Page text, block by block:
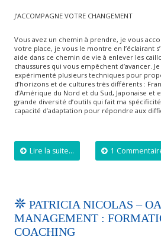
J’ACCOMPAGNE VOTRE CHANGEMENT
Vous avez un chemin à prendre, je vous
votre place, je vous le montre en l’éclairant
aide dans ce chemin de vie à enlever les
chaussures qui vous empêchent d’avancer.
expérimenté plusieurs techniques pour
d’horizons et de cultures très différents :
d’Amérique du Nord et du Sud, Japonaise et
grande diversité d’outils qui fait ma
capacité d’adaptation pour répondre aux
Lire la suite... 1
PATRICIA NICOLAS –
MANAGEMENT :
COACHING